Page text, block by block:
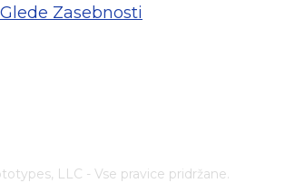
Zasebnosti
LLC - Vse pravice pridržane.